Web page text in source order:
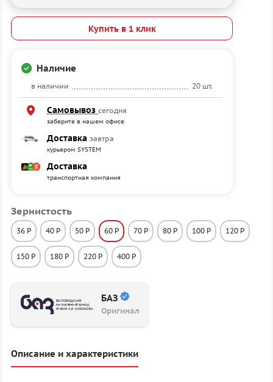
Зернистость
36 P 40 P 50 P 60 P 70 P 80 P 100 P 120 P
150 P 180 P 220 P 400 P
БАЗ
Оригинал
Купить в 1 клик
Наличие
в наличии 20 шт.
Самовывоз сегодня
заберите в нашем офисе
Доставка завтра
курьером SYSTEM
Доставка
транспортная компания
Описание и характеристики